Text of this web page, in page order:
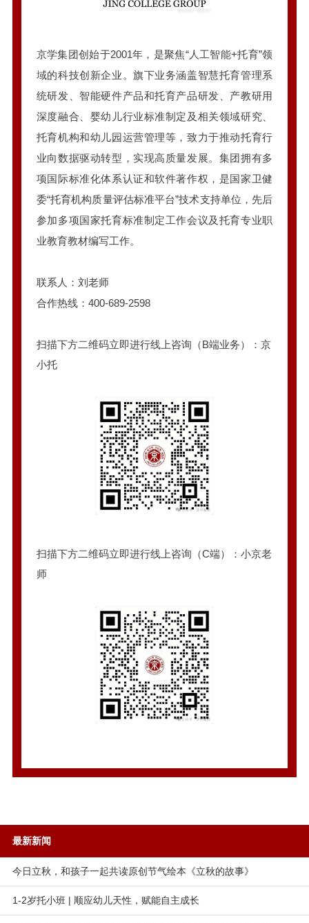
京学集团创始于2001年，是聚焦“人工智能+托育”领
域的科技创新企业。旗下业务涵盖智慧托育管理系
统研发、智能硬件产品和托育产品研发、产教研用
深度融合、婴幼儿行业标准制定及相关领域研究、
托育机构和幼儿园运营管理等，致力于推动托育行
业向数据驱动转型，实现高质量发展。集团拥有多
项国际标准化体系认证和软件著作权，是国家卫健
委“托育机构质量评估标准平台”技术支持单位，先后
参加多项国家托育标准制定工作会议及托育专业职
业教育教材编写工作。
联系人：刘老师
合作热线：400-689-2598
扫描下方二维码立即进行线上咨询（B端业务）：京
小托
扫描下方二维码立即进行线上咨询（C端）：小京老
师
最新新闻
今日立秋，和孩子一起共读原创节气绘本《立秋的故事》
1-2岁托小班 | 顺应幼儿天性，赋能自主成长